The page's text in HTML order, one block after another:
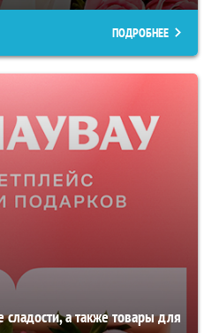
ПОДРОБНЕЕ
а также товары для